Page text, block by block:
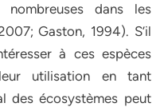
dans les
Gaston, 1994). S’il
à ces espèces
utilisation en tant
des écosystèmes peut